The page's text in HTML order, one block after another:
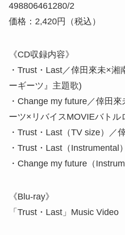
498806461280/2
価格：2,420円（税込）
《CD収録内容》
・Trust・Last／倖田來未×
ーギーツ』主題歌)
・Change my future／倖田
ーツ×リバイスMOVIEバトル
・Trust・Last（TV size）／
・Trust・Last（Instrumental）
・Change my future（
《Blu-ray》
「Trust・Last」Music Video